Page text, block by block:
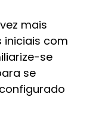
mais
iniciais com
se
se